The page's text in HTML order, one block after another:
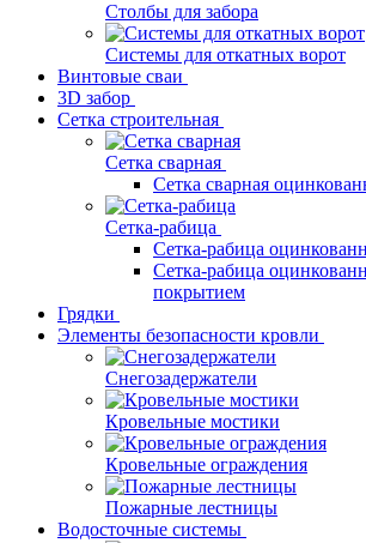
Столбы для забора
Системы для откатных ворот
Винтовые сваи
3D забор
Сетка строительная
Сетка сварная
Сетка сварная
Сетка-рабица
Сетка-рабица
Сетка-рабица
покрытием
Грядки
Элементы безопасности кровли
Снегозадержатели
Кровельные мостики
Кровельные ограждения
Пожарные лестницы
Водосточные системы